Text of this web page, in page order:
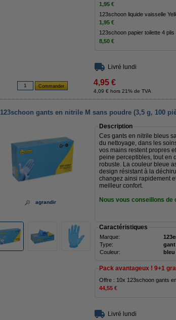
1,95 €
123schoon liquide vaisselle
1,95 €
123schoon papier toilette 4
8,50 €
Livré lundi
4,95 €
4,09 € hors 21% de TVA
123schoon gants en nitrile M sans poudre (3,5 g, 100
agrandir
Description
Ces gants en nitrile bleus
du nettoyage, dans les
vos mains restent propres
peine perceptibles, tout en
robuste. La couleur bleue
design résistant à la
changez ainsi rapidement
meilleur confort.
Nous vous conseillons
Caractéristiques
Marque:
Type:
Couleur:
bleu
Pack avantageux ! 9+1
Offre : 10x 123schoon gants
44,55 €
Livré lundi